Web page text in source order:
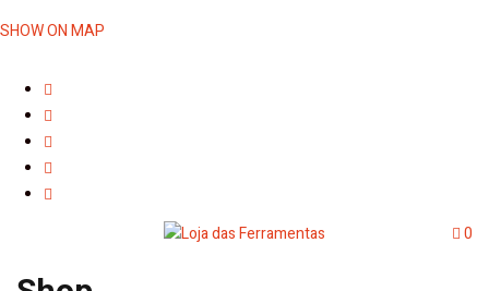
SHOW ON MAP
0